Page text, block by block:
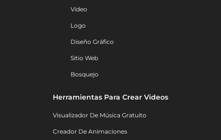
Vídeo
Logo
Diseño Gráfico
Sitio Web
Bosquejo
Herramientas Para Crear Videos
Visualizador De Música Gratuito
Creador De Animaciones